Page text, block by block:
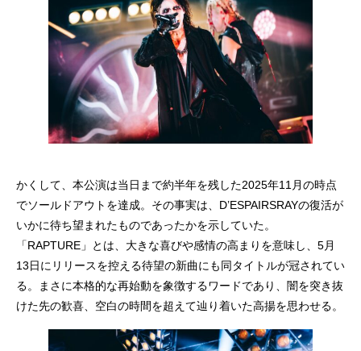
かくして、本公演は当日まで約半年を残した2025年11月の時点
でソールドアウトを達成。その事実は、D’ESPAIRSRAYの復活が
いかに待ち望まれたものであったかを示していた。
「RAPTURE」とは、大きな喜びや感情の高まりを意味し、5月
13日にリリースを控える待望の新曲にも同タイトルが冠されてい
る。まさに本格的な再始動を象徴するワードであり、闇を突き抜
けた先の歓喜、空白の時間を超えて辿り着いた高揚を思わせる。